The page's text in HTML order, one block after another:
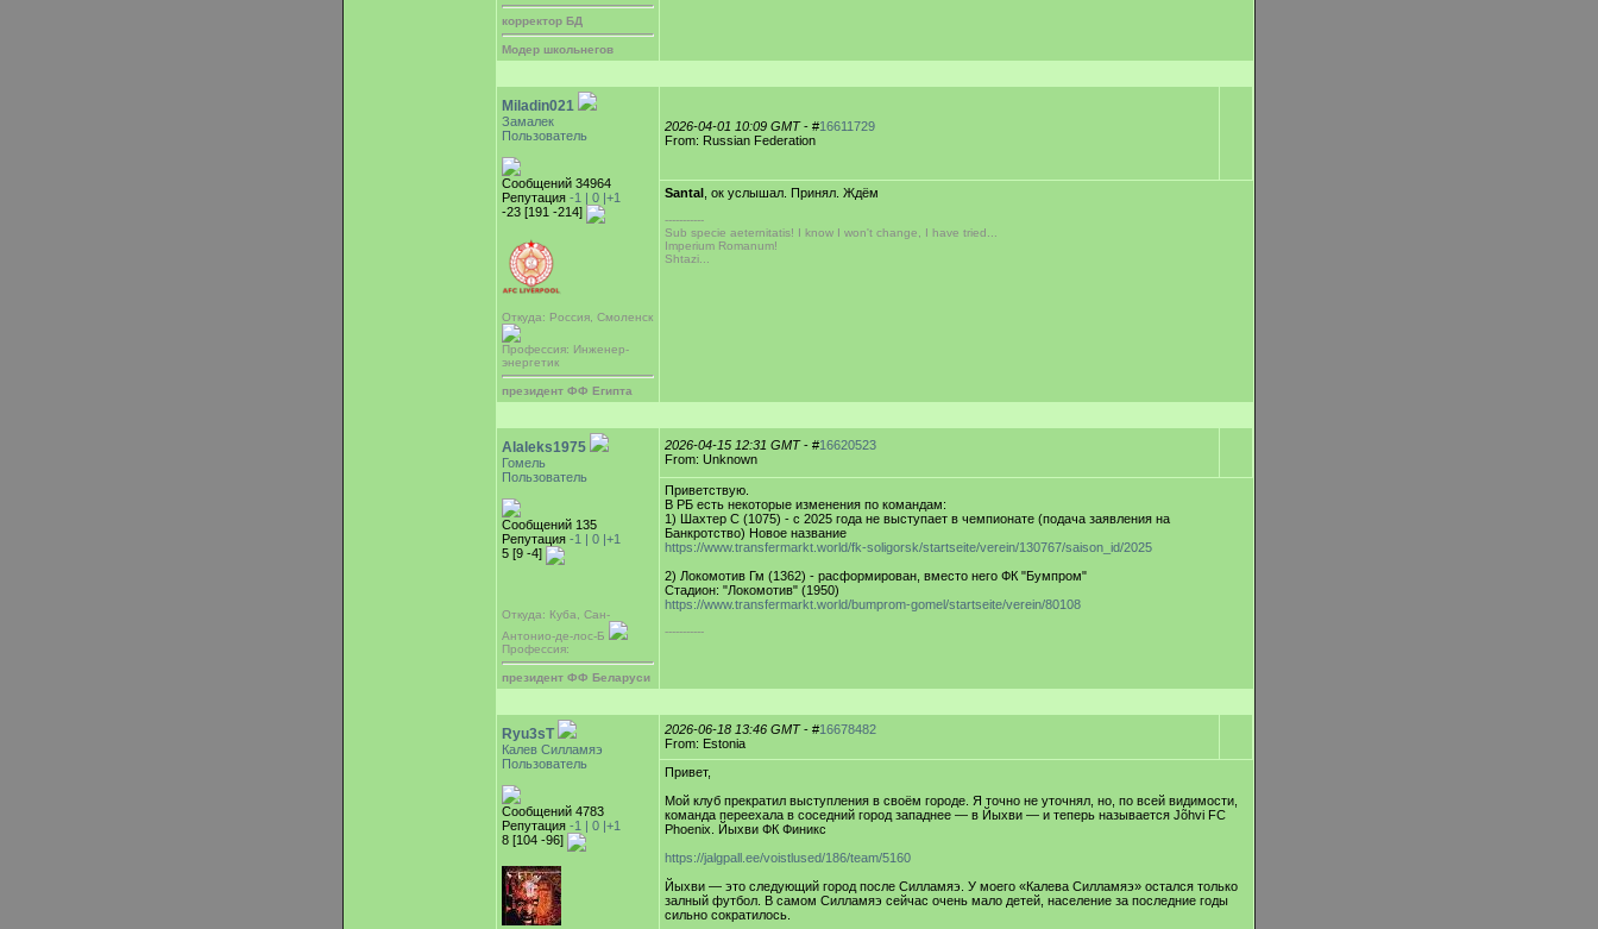
корректор БД
Модер школьнегов
Miladin021
Замалек
Пользователь
Сообщений 34964
Репутация -1 | 0 |+1
-23 [191 -214]
Откуда: Россия, Смоленск
Профессия: Инженер-
энергетик
президент ФФ Египта
2026-04-01 10:09 GMT- #16611729
From: Russian Federation
Santal , ок услышал. Принял. Ждём
-----------
Sub specie aeternitatis! I know I won't change, I have tried...
Imperium Romanum!
Shtazi...
Alaleks1975
Гомель
Пользователь
Сообщений 135
Репутация -1 | 0 |+1
5 [9 -4]
Откуда: Куба, Сан-
Антонио-де-лос-Б
Профессия:
президент ФФ Беларуси
2026-04-15 12:31 GMT- #16620523
From: Unknown
Приветствую.
В РБ есть некоторые изменения по командам:
1) Шахтер С (1075) - с 2025 года не выступает в чемпионате (подача заявления на
Банкротство) Новое название
https://www.transfermarkt.world/fk-soligorsk/startseite/verein/130767/saison_id/2025
2) Локомотив Гм (1362) - расформирован, вместо него ФК "Бумпром"
Стадион: "Локомотив" (1950)
https://www.transfermarkt.world/bumprom-gomel/startseite/verein/80108
-----------
Ryu3sT
Калев Силламяэ
Пользователь
Сообщений 4783
Репутация -1 | 0 |+1
8 [104 -96]
2026-06-18 13:46 GMT- #16678482
From: Estonia
Привет,
Мой клуб прекратил выступления в своём городе. Я точно не уточнял, но, по всей видимости,
команда переехала в соседний город западнее — в Йыхви — и теперь называется Jõhvi FC
Phoenix. Йыхви ФК Финикс
https://jalgpall.ee/voistlused/186/team/5160
Йыхви — это следующий город после Силламяэ. У моего «Калева Силламяэ» остался только
залный футбол. В самом Силламяэ сейчас очень мало детей, население за последние годы
сильно сократилось.